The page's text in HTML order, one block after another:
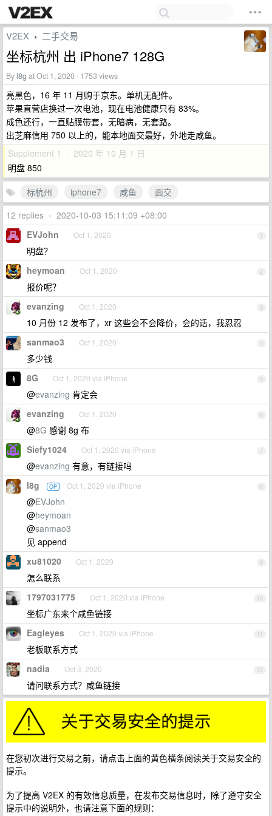
V2EX › 二手交易
坐标杭州 出 iPhone7 128G
By l8g at Oct 1, 2020 · 1753 views
亮黑色，16 年 11 月购于京东。单机无配件。
苹果直营店换过一次电池，现在电池健康只有 83%。
成色还行，一直贴膜带套，无暗病，无套路。
出芝麻信用 750 以上的，能本地面交最好，外地走咸鱼。
Supplement 1 · 2020 年 10 月 1 日
明盘 850
标杭州
iphone7 咸鱼
面交
12 replies • 2020-10-03 15:11:09 +08:00
1
EVJohn Oct 1, 2020
明盘？
2
heymoan Oct 1, 2020
报价呢？
3
evanzing Oct 1, 2020
10 月份 12 发布了，xr 这些会不会降价，会的话，我忍忍
4
sanmao3 Oct 1, 2020
多少钱
5
8G Oct 1, 2020 via iPhone
@evanzing 肯定会
6
evanzing Oct 1, 2020
@8G 感谢 8g 布
7
Siefy1024 Oct 1, 2020 via iPhone
@evanzing 有意，有链接吗
8
l8g OP Oct 1, 2020 via iPhone
@EVJohn
@heymoan
@sanmao3
见 append
9
xu81020 Oct 1, 2020
怎么联系
10
1797031775 Oct 1, 2020 via iPhone
坐标广东来个咸鱼链接
11
Eagleyes Oct 1, 2020 via iPhone
老板联系方式
12
nadia Oct 3, 2020
请问联系方式？咸鱼链接
在您初次进行交易之前，请点击上面的黄色横条阅读关于交易安全的
提示。
为了提高 V2EX 的有效信息质量，在发布交易信息时，除了遵守安全
提示中的说明外，也请注意下面的规则：